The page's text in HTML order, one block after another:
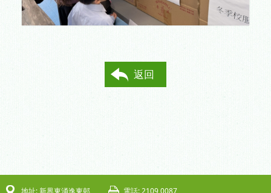
返回